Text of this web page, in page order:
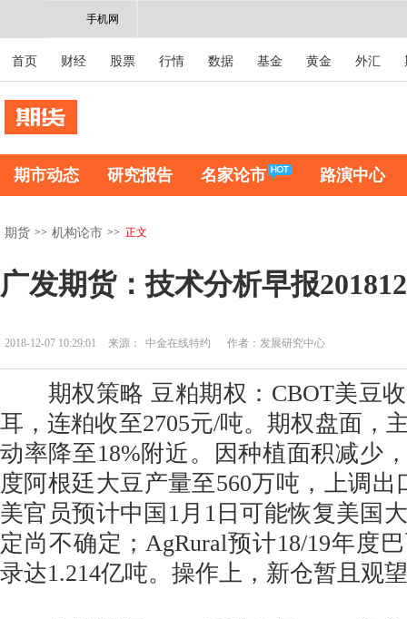
手机网
首页 财经 股票 行情 数据 基金 黄金 外汇
期市动态 研究报告 名家论市 路演中心
期货 >> 机构论市 >> 正文
广发期货：技术分析早报
2018-12-07 10:29:01 来源： 中金在线特约 作者：发展研究中心
期权策略 豆粕期权：CBOT美豆收
耳，连粕收至2705元/吨。期权盘面，
动率降至18%附近。因种植面积减少
度阿根廷大豆产量至560万吨，上调出
美官员预计中国1月1日可能恢复美国
定尚不确定；AgRural预计18/19年度
录达1.214亿吨。操作上，新仓暂且观